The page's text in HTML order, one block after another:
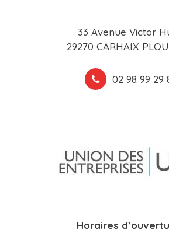
33 Avenue Victor
29270 CARHAIX
02 98 99 29
Horaires